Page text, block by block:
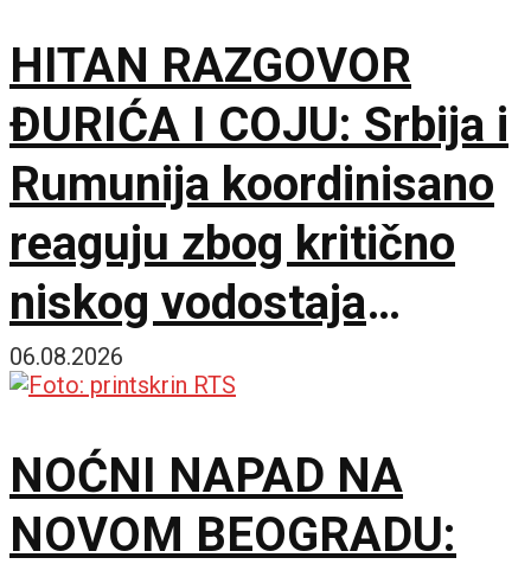
HITAN RAZGOVOR
ĐURIĆA I COJU: Srbija i
Rumunija koordinisano
reaguju zbog kritično
niskog vodostaja
Dunava
06.08.2026
NOĆNI NAPAD NA
NOVOM BEOGRADU: